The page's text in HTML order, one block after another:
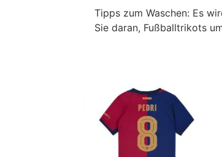
Tipps zum Waschen: Es
Sie daran, Fußballtrikots